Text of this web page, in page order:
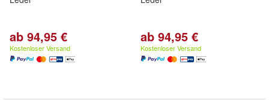
ab 94,95 €
Kostenloser Versand
ab 94,95 €
Kostenloser Versand